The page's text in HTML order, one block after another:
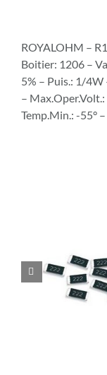
ROYALOHM –
Boitier: 1206 –
5% – Puis.: 1/4W
–
Temp.Min.: -55°
